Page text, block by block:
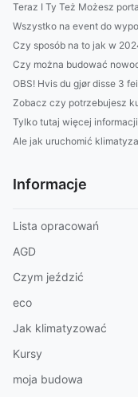
Teraz I Ty Też Możesz
Wszystko na event do
Czy sposób na to jak w
Czy można budować
OBS! Hvis du gjør disse 3
Zobacz czy potrzebujesz
Tylko tutaj więcej
Ale jak uruchomić
Informacje
Lista opracowań
AGD
Czym jeździć
eco
Jak klimatyzować
Kursy
moja budowa